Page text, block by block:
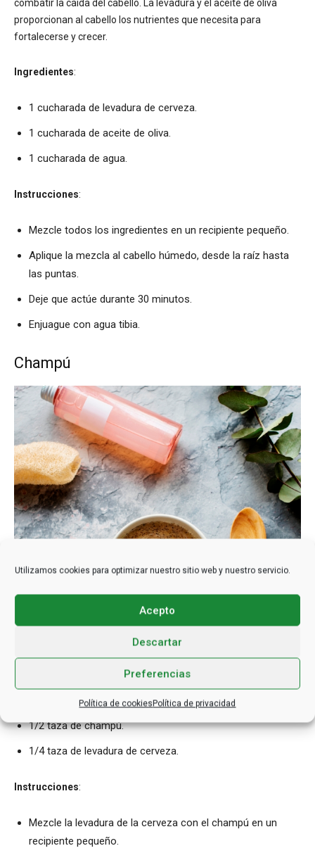
Utilizamos cookies para optimizar nuestro sitio web y nuestro servicio.
Acepto
Descartar
Preferencias
Política de cookiesPolítica de privacidad
combatir la caída del cabello. La levadura y el aceite de oliva
proporcionan al cabello los nutrientes que necesita para
fortalecerse y crecer.
Ingredientes:
1 cucharada de levadura de cerveza.
1 cucharada de aceite de oliva.
1 cucharada de agua.
Instrucciones:
Mezcle todos los ingredientes en un recipiente pequeño.
Aplique la mezcla al cabello húmedo, desde la raíz hasta
las puntas.
Deje que actúe durante 30 minutos.
Enjuague con agua tibia.
Champú
Este champú es una forma sencilla de incorporar elsuplemento
de levadura a su rutina de cuidado del cabello. La levadura de la
cerveza ayuda a limpiar el cuero cabelludo y a eliminar la
Ingredientes:
1/2 taza de champú.
1/4 taza de levadura de cerveza.
Instrucciones:
Mezcle la levadura de la cerveza con el champú en un
recipiente pequeño.